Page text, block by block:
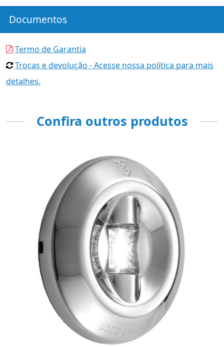
Documentos
Termo de Garantia
Trocas e devolução - Acesse nossa política para mais
detalhes.
Confira outros produtos